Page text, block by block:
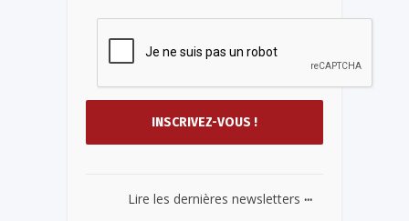
Lire les dernières newsletters ...